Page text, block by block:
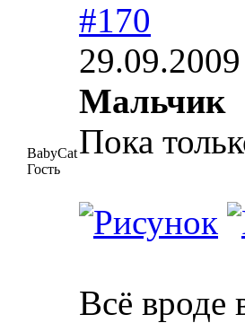
BabyCat
Гость
#170
Мальчик
Пока
Всё вроде